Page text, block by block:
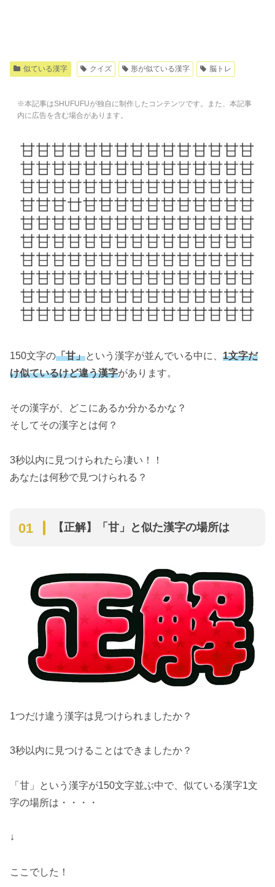
似ている漢字 クイズ 形が似ている漢字 脳トレ
※本記事はSHUFUFUが独自に制作したコンテンツです。また、本記事
内に広告を含む場合があります。
150文字の「甘」という漢字が並んでいる中に、 1文字だ
け似ているけど違う漢字があります。
その漢字が、どこにあるか分かるかな？
そしてその漢字とは何？
3秒以内に見つけられたら凄い！！
あなたは何秒で見つけられる？
【正解】「 甘 」と似た漢字の場所は
1つだけ違う漢字は見つけられましたか？
3秒以内に見つけることはできましたか？
「 甘 」という漢字が150文字並ぶ中で、似ている漢字1文
字の場所は・・・・
↓
ここでした！